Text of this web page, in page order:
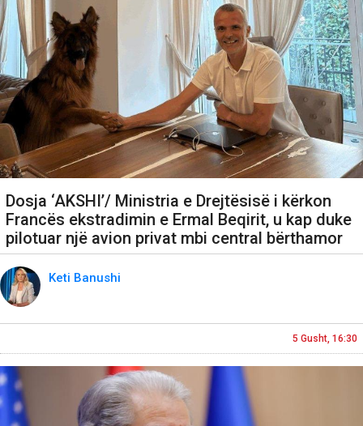
Dosja ‘AKSHI’/ Ministria e Drejtësisë i kërkon
Francës ekstradimin e Ermal Beqirit, u kap duke
pilotuar një avion privat mbi central bërthamor
Keti Banushi
5 Gusht, 16:30